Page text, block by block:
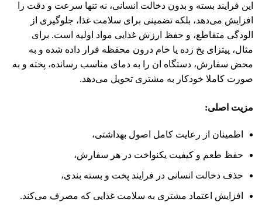
این فرایند بسته و بدون دخالت انسانی، نه تنها سرعت و دقت را
افزایش می‌دهد، بلکه تضمینی برای سلامت غذا، جلوگیری از
الودگی متقاطع، و حفظ ارزش غذایی مواد اولیه است. برای
مثال، پیتزای یخ‌ زده یا خام درون محفظه قرار داده شده و به
محض سفارش، دستگاه ان را به دمای مناسب رسانده، پخته و به‌
صورت کاملا خودکار به مشتری تحویل می‌دهد.
مزیت اصلی:
اطمینان از رعایت کامل اصول بهداشتی،
حفظ طعم و کیفیت یکنواخت در هر سفارش،
حذف دخالت انسانی در فرایند پخت و بسته‌ بندی،
افزایش اعتماد مشتری به سلامت غذایی که مصرف می‌کند.